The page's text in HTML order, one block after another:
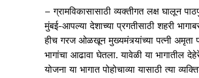
– ग्रामविकासासाठी व्यक्तीगत लक्ष घालून
मुंबई-आपल्या देशाच्या प्रगतीसाठी शहरी
हीच गरज ओळखून मुख्यमंत्र्यांच्या पत्नी अमृता
भागांचा आढावा घेतला. यावेळी या भागातील
योजना या भागात पोहोचाव्या यासाठी त्या